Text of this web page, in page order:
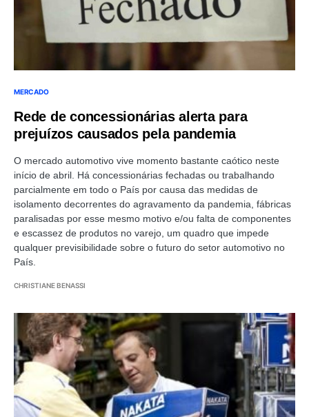
MERCADO
Rede de concessionárias alerta para
prejuízos causados pela pandemia
O mercado automotivo vive momento bastante caótico neste
início de abril. Há concessionárias fechadas ou trabalhando
parcialmente em todo o País por causa das medidas de
isolamento decorrentes do agravamento da pandemia, fábricas
paralisadas por esse mesmo motivo e/ou falta de componentes
e escassez de produtos no varejo, um quadro que impede
qualquer previsibilidade sobre o futuro do setor automotivo no
País.
CHRISTIANE BENASSI